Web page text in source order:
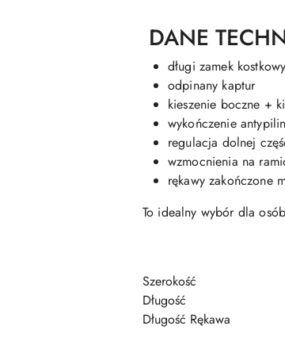
DANE
długi zamek
odpinany kaptur
kieszenie boczne +
wykończenie
regulacja dolnej
wzmocnienia na
rękawy zakończone
To idealny wybór dla
Szerokość
Długość
Długość Rękawa